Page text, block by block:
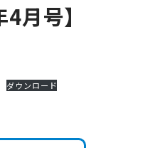
月号】
ダウンロード